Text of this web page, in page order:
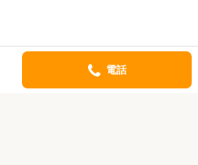
電話